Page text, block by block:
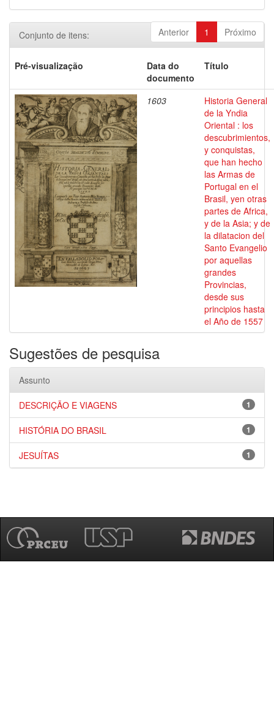
Anterior 1 Próximo
Conjunto de itens:
Pré-visualização
Data do
documento
Título
1603
Historia General
de la Yndia
Oriental : los
descubrimientos,
y conquistas,
que han hecho
las Armas de
Portugal en el
Brasil, yen otras
partes de Africa,
y de la Asia; y de
la dilatacion del
Santo Evangelio
por aquellas
grandes
Provincias,
desde sus
principios hasta
el Año de 1557
Sugestões de pesquisa
Assunto
1
DESCRIÇÃO E VIAGENS
1
HISTÓRIA DO BRASIL
1
JESUÍTAS